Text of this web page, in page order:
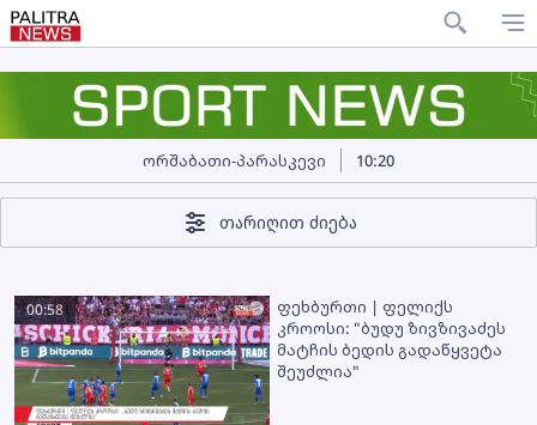
ფეხბურთი | ფელიქს
კროოსი: "ბუდუ ზივზივაძეს
მატჩის ბედის გადაწყვეტა
შეუძლია"
00:58
ორშაბათი-პარასკევი 10:20
თარიღით ძიება